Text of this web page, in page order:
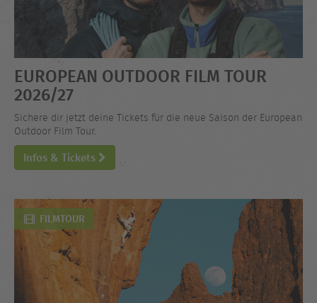
EUROPEAN OUTDOOR FILM TOUR
2026/27
Sichere dir jetzt deine Tickets für die neue Saison der European
Outdoor Film Tour.
Infos & Tickets
FILMTOUR